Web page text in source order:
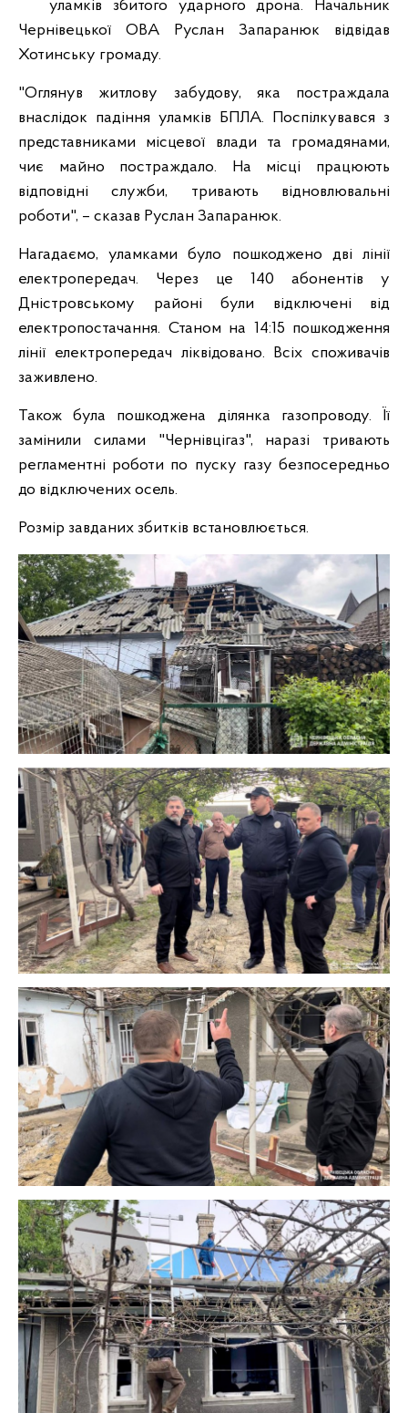
уламків збитого ударного дрона. Начальник
Чернівецької ОВА Руслан Запаранюк відвідав
Хотинську громаду.
"Оглянув житлову забудову, яка постраждала
внаслідок падіння уламків БПЛА. Поспілкувався з
представниками місцевої влади та громадянами,
чиє майно постраждало. На місці працюють
відповідні служби, тривають відновлювальні
роботи", – сказав Руслан Запаранюк.
Нагадаємо, уламками було пошкоджено дві лінії
електропередач. Через це 140 абонентів у
Дністровському районі були відключені від
електропостачання. Станом на 14:15 пошкодження
лінії електропередач ліквідовано. Всіх споживачів
заживлено.
Також була пошкоджена ділянка газопроводу. Її
замінили силами "Чернівцігаз", наразі тривають
регламентні роботи по пуску газу безпосередньо
до відключених осель.
Розмір завданих збитків встановлюється.